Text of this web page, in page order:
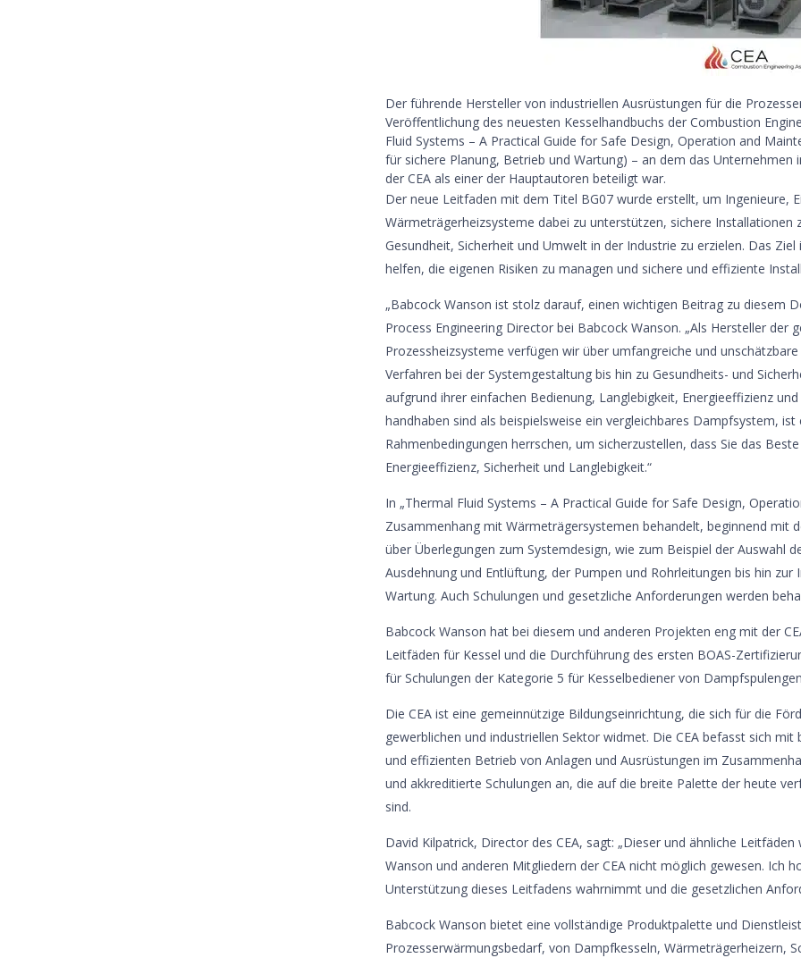
Der führende Hersteller von industriellen Ausrüstungen für die
Veröffentlichung des neuesten Kesselhandbuchs der Combustion
Fluid Systems – A Practical Guide for Safe Design, Operation and
für sichere Planung, Betrieb und Wartung) – an dem das
der CEA als einer der Hauptautoren beteiligt war.
Der neue Leitfaden mit dem Titel BG07 wurde erstellt, um Ingenieure,
Wärmeträgerheizsysteme dabei zu unterstützen, sichere Installationen
Gesundheit, Sicherheit und Umwelt in der Industrie zu erzielen. Das
helfen, die eigenen Risiken zu managen und sichere und effiziente
„Babcock Wanson ist stolz darauf, einen wichtigen Beitrag zu diesem
Process Engineering Director bei Babcock Wanson. „Als Hersteller
Prozessheizsysteme verfügen wir über umfangreiche und
Verfahren bei der Systemgestaltung bis hin zu Gesundheits- und
aufgrund ihrer einfachen Bedienung, Langlebigkeit, Energieeffizienz
handhaben sind als beispielsweise ein vergleichbares Dampfsystem,
Rahmenbedingungen herrschen, um sicherzustellen, dass Sie das
Energieeffizienz, Sicherheit und Langlebigkeit.“
In „Thermal Fluid Systems – A Practical Guide for Safe Design,
Zusammenhang mit Wärmeträgersystemen behandelt, beginnend mit
über Überlegungen zum Systemdesign, wie zum Beispiel der Auswahl
Ausdehnung und Entlüftung, der Pumpen und Rohrleitungen bis hin
Wartung. Auch Schulungen und gesetzliche Anforderungen werden
Babcock Wanson hat bei diesem und anderen Projekten eng mit der
Leitfäden für Kessel und die Durchführung des ersten BOAS-
für Schulungen der Kategorie 5 für Kesselbediener von
Die CEA ist eine gemeinnützige Bildungseinrichtung, die sich für die
gewerblichen und industriellen Sektor widmet. Die CEA befasst sich
und effizienten Betrieb von Anlagen und Ausrüstungen im
und akkreditierte Schulungen an, die auf die breite Palette der heute
sind.
David Kilpatrick, Director des CEA, sagt: „Dieser und ähnliche
Wanson und anderen Mitgliedern der CEA nicht möglich gewesen. Ich
Unterstützung dieses Leitfadens wahrnimmt und die gesetzlichen
Babcock Wanson bietet eine vollständige Produktpalette und
Prozesserwärmungsbedarf, von Dampfkesseln, Wärmeträgerheizern,